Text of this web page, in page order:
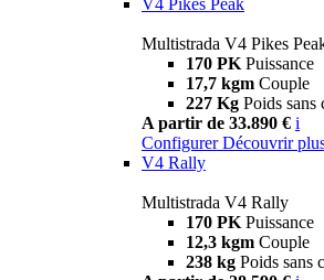
Multistrada V4 Pikes
170 PK Puissance
17,7 kgm Couple
227 Kg Poids sans
A partir de 33.890 € i
Configurer Découvrir
V4 Rally
Multistrada V4 Rally
170 PK Puissance
12,3 kgm Couple
238 kg Poids sans